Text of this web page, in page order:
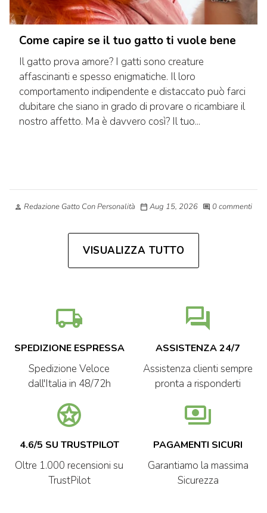
Come capire se il tuo gatto ti vuole bene
Il gatto prova amore? I gatti sono creature
affascinanti e spesso enigmatiche. Il loro
comportamento indipendente e distaccato può farci
dubitare che siano in grado di provare o ricambiare il
nostro affetto. Ma è davvero così? Il tuo...
person Redazione Gatto Con Personalità calendar_today Aug 15, 2026 comment 0 commenti
VISUALIZZA TUTTO
local_shipping
SPEDIZIONE ESPRESSA
Spedizione Veloce
dall'Italia in 48/72h
question_answer
ASSISTENZA 24/7
Assistenza clienti sempre
pronta a risponderti
stars
4.6/5 SU TRUSTPILOT
Oltre 1.000 recensioni su
TrustPilot
payments
PAGAMENTI SICURI
Garantiamo la massima
Sicurezza